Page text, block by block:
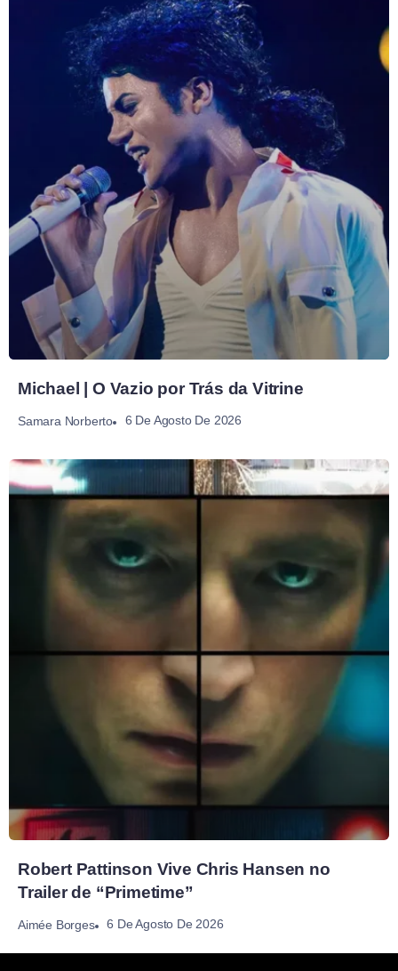
Michael | O Vazio por Trás da Vitrine
Samara Norberto 6 De Agosto De 2026
Robert Pattinson Vive Chris Hansen no
Trailer de “Primetime”
Aimée Borges 6 De Agosto De 2026